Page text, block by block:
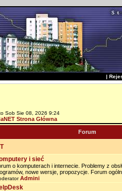
|
Sob Sie 08, 2026 9:24
Strona Główna
Forum
i sieć
o komputerach i internecie. Problemy z
nowe wersje, propozycje. Forum
Admini